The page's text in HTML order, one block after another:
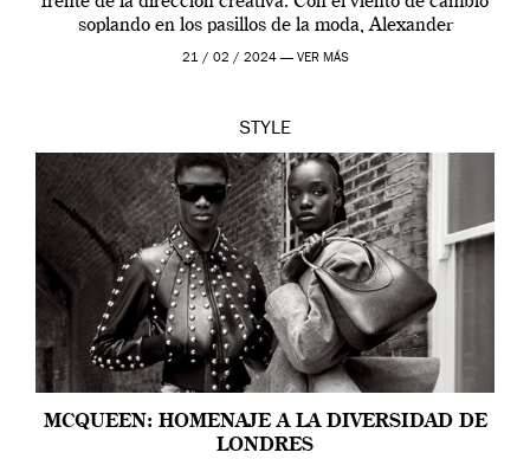
soplando en los pasillos de la moda, Alexander
McQueen se prepara para una […]
21 / 02 / 2024 — VER MÁS
STYLE
MCQUEEN: HOMENAJE A LA DIVERSIDAD DE
LONDRES